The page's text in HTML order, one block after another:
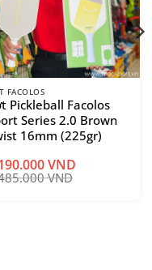
FACOLOS
Pickleball Facolos
Series 2.0 Brown
16mm (225gr)
VND
VND